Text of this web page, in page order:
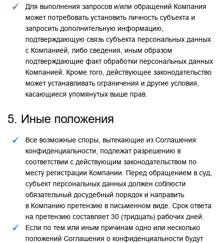
Для выполнения запросов и/или обращений Компания
может потребовать установить личность субъекта и
запросить дополнительную информацию,
подтверждающую связь субъекта персональных данных
с Компанией, либо сведения, иным образом
подтверждающие факт обработки персональных данных
Компанией. Кроме того, действующее законодательство
может устанавливать ограничения и другие условия,
касающиеся упомянутых выше прав.
5. Иные положения
Все возможные споры, вытекающие из Соглашения
конфиденциальности, подлежат разрешению в
соответствии с действующим законодательством по
месту регистрации Компании. Перед обращением в суд,
субъект персональных данных должен соблюсти
обязательный досудебный порядок и направить
в Компанию претензию в письменном виде. Срок ответа
на претензию составляет 30 (тридцать) рабочих дней.
Если по тем или иным причинам одно или несколько
положений Соглашения о конфиденциальности будут